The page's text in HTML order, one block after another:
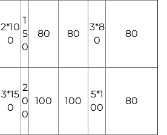
2*10
0
1
5
0
80 80
3*8
0
80
3*15
0
2
0
0
100 100
5*1
00
80